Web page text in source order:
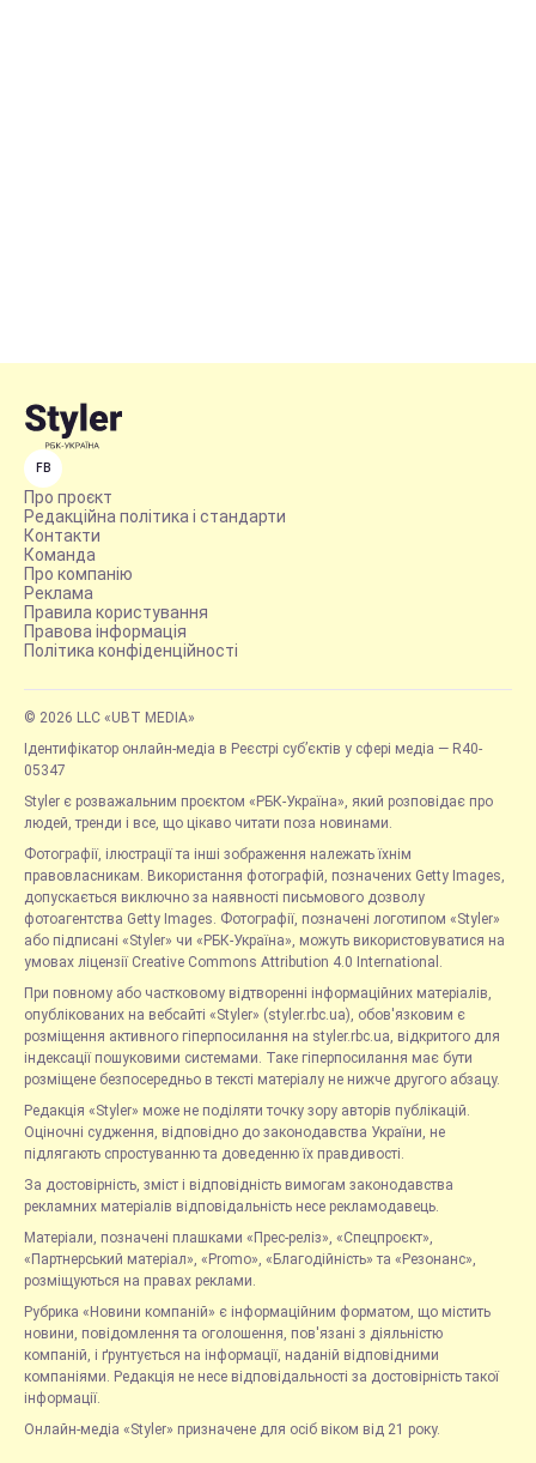
FB
Про проєкт
Редакційна політика і стандарти
Контакти
Команда
Про компанію
Реклама
Правила користування
Правова інформація
Політика конфіденційності
© 2026 LLC «UBT MEDIA»
Ідентифікатор онлайн-медіа в Реєстрі суб’єктів у сфері медіа — R40-
05347
Styler є розважальним проєктом «РБК-Україна», який розповідає про
людей, тренди і все, що цікаво читати поза новинами.
Фотографії, ілюстрації та інші зображення належать їхнім
правовласникам. Використання фотографій, позначених Getty Images,
допускається виключно за наявності письмового дозволу
фотоагентства Getty Images. Фотографії, позначені логотипом «Styler»
або підписані «Styler» чи «РБК-Україна», можуть використовуватися на
умовах ліцензії Creative Commons Attribution 4.0 International.
При повному або частковому відтворенні інформаційних матеріалів,
опублікованих на вебсайті «Styler» (styler.rbc.ua), обов'язковим є
розміщення активного гіперпосилання на styler.rbc.ua, відкритого для
індексації пошуковими системами. Таке гіперпосилання має бути
розміщене безпосередньо в тексті матеріалу не нижче другого абзацу.
Редакція «Styler» може не поділяти точку зору авторів публікацій.
Оціночні судження, відповідно до законодавства України, не
підлягають спростуванню та доведенню їх правдивості.
За достовірність, зміст і відповідність вимогам законодавства
рекламних матеріалів відповідальність несе рекламодавець.
Матеріали, позначені плашками «Прес-реліз», «Спецпроєкт»,
«Партнерський матеріал», «Promo», «Благодійність» та «Резонанс»,
розміщуються на правах реклами.
Рубрика «Новини компаній» є інформаційним форматом, що містить
новини, повідомлення та оголошення, пов'язані з діяльністю
компаній, і ґрунтується на інформації, наданій відповідними
компаніями. Редакція не несе відповідальності за достовірність такої
інформації.
Онлайн-медіа «Styler» призначене для осіб віком від 21 року.